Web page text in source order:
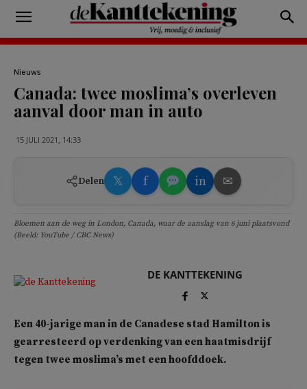
Nieuws
Canada: twee moslima’s overleven
aanval door man in auto
15 JULI 2021, 14:33
Delen 𝕏 f in ✉
Bloemen aan de weg in London, Canada, waar de aanslag van 6 juni plaatsvond
(Beeld: YouTube / CBC News)
DE KANTTEKENING
Een 40-jarige man in de Canadese stad Hamilton is
gearresteerd op verdenking van een haatmisdrijf
tegen twee moslima’s met een hoofddoek.